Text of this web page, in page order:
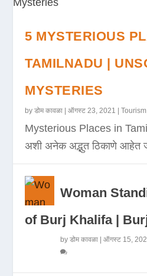
5 MYSTERIOUS
TAMILNADU |
MYSTERIES
byडोम कावळा |ऑगस्ट 23, 2021 |Tourism
Mysterious Places in
अशी अनेक अद्भुत ठिकाणे आहेत
Woman
of Burj Khalifa |
byडोम कावळा |ऑगस्ट 15,